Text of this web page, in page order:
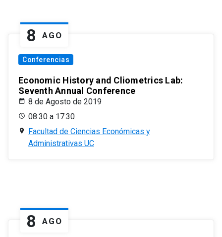
8 AGO
Conferencias
Economic History and Cliometrics Lab:
Seventh Annual Conference
8 de Agosto de 2019
08:30 a 17:30
Facultad de Ciencias Económicas y
Administrativas UC
8 AGO